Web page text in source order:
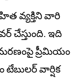
వ్యక్తిని వారి
ఇది
ప్రీమియం
వార్షిక